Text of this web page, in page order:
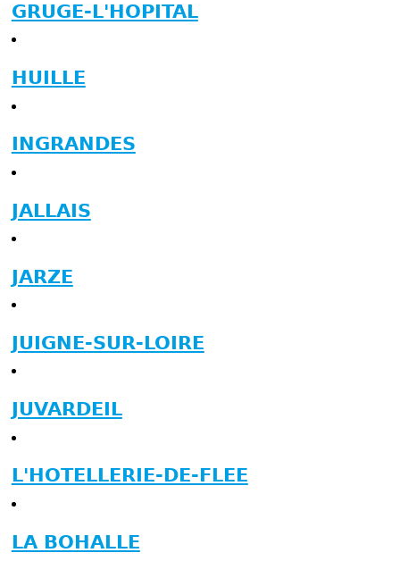
GRUGE-L'HOPITAL
HUILLE
INGRANDES
JALLAIS
JARZE
JUIGNE-SUR-LOIRE
JUVARDEIL
L'HOTELLERIE-DE-FLEE
LA BOHALLE